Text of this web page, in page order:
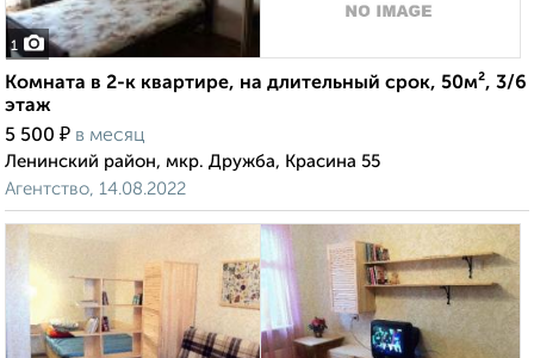
1
Комната в 2-к квартире, на длительный срок, 50м², 3/6
этаж
5 500 ₽ в месяц
Ленинский район, мкр. Дружба, Красина 55
Агентство, 14.08.2022